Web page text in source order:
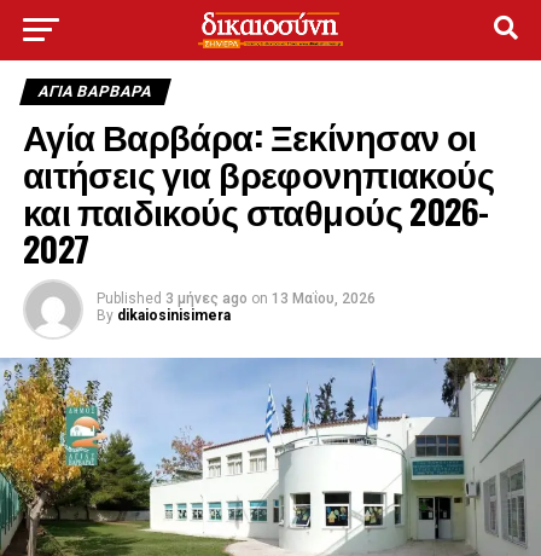
ΑΓΙΑ ΒΑΡΒΑΡΑ
Αγία Βαρβάρα: Ξεκίνησαν οι
αιτήσεις για βρεφονηπιακούς
και παιδικούς σταθμούς 2026-
2027
Published 3 μήνες ago on 13 Μαΐου, 2026
By dikaiosinisimera